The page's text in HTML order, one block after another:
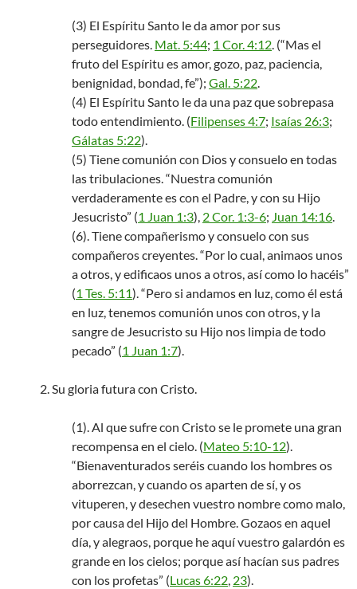
(3) El Espíritu Santo le da amor por sus
perseguidores. Mat. 5:44; 1 Cor. 4:12. (“Mas el
fruto del Espíritu es amor, gozo, paz, paciencia,
benignidad, bondad, fe”); Gal. 5:22.
(4) El Espíritu Santo le da una paz que sobrepasa
todo entendimiento. (Filipenses 4:7; Isaías 26:3;
Gálatas 5:22).
(5) Tiene comunión con Dios y consuelo en todas
las tribulaciones. “Nuestra comunión
verdaderamente es con el Padre, y con su Hijo
Jesucristo” (1 Juan 1:3), 2 Cor. 1:3-6; Juan 14:16.
(6). Tiene compañerismo y consuelo con sus
compañeros creyentes. “Por lo cual, animaos unos
a otros, y edificaos unos a otros, así como lo hacéis”
(1 Tes. 5:11). “Pero si andamos en luz, como él está
en luz, tenemos comunión unos con otros, y la
sangre de Jesucristo su Hijo nos limpia de todo
pecado” (1 Juan 1:7).
2. Su gloria futura con Cristo.
(1). Al que sufre con Cristo se le promete una gran
recompensa en el cielo. (Mateo 5:10-12).
“Bienaventurados seréis cuando los hombres os
aborrezcan, y cuando os aparten de sí, y os
vituperen, y desechen vuestro nombre como malo,
por causa del Hijo del Hombre. Gozaos en aquel
día, y alegraos, porque he aquí vuestro galardón es
grande en los cielos; porque así hacían sus padres
con los profetas” (Lucas 6:22, 23).